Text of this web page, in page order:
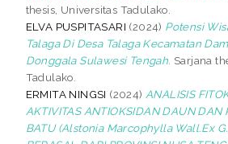
thesis, Universitas Tadulako.
ELVA PUSPITASARI (2024) Potensi
Talaga Di Desa Talaga Kecamatan
Donggala Sulawesi Tengah. Sarjana
Tadulako.
ERMITA NINGSI (2024) ANALISIS
AKTIVITAS ANTIOKSIDAN DAUN DAN
BATU (Alstonia Marcophylla Wall.Ex